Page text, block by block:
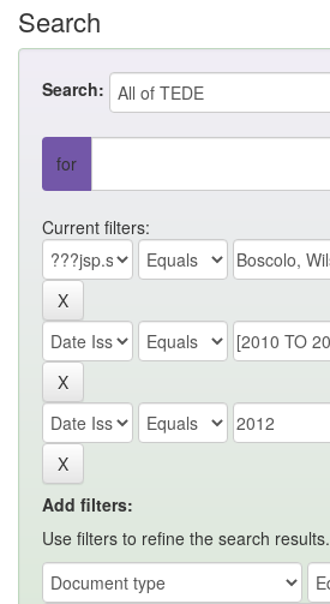
Search
Search:
for
Current filters:
Add filters:
Use filters to refine the search results.